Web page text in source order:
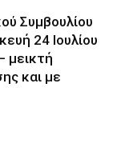
Συμβουλίου
24 Ιουλίου
μεικτή
και με